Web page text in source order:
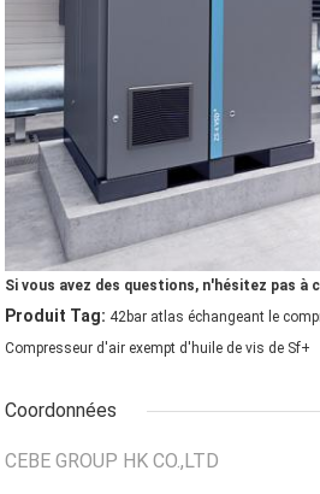
Si vous avez des questions, n'hésitez pas à
Produit Tag: 42bar atlas échangeant le
Compresseur d'air exempt d'huile de vis de Sf+
Coordonnées
CEBE GROUP HK CO.,LTD